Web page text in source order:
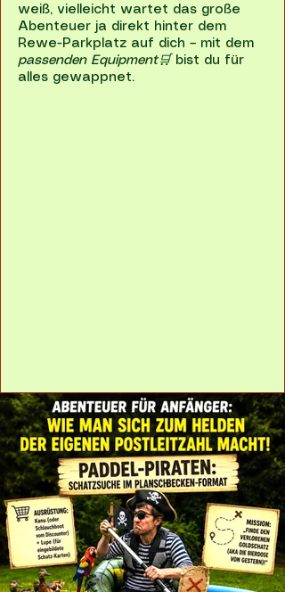
weiß, vielleicht wartet das große
Abenteuer ja direkt hinter dem
Rewe-Parkplatz auf dich – mit dem
passenden Equipment🛒 bist du für
alles gewappnet.